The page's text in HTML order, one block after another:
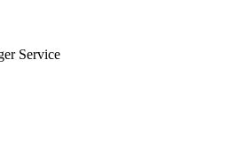
Service